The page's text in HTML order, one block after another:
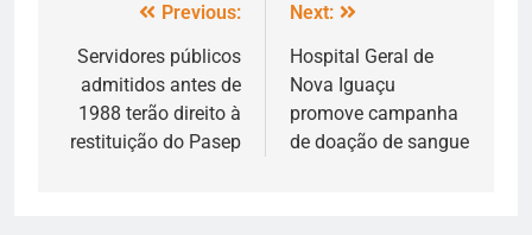
Previous:
Servidores públicos
admitidos antes de
1988 terão direito à
restituição do Pasep
Next:
Hospital Geral de
Nova Iguaçu
promove campanha
de doação de sangue